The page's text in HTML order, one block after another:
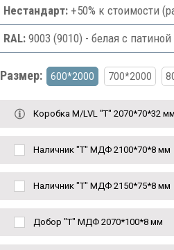
Нестандарт:+50% к стоимости
RAL:9003 (9010) - белая с
Размер: 600*2000 700*2000
Коробка М/LVL "Т" 2070*70*32 мм
Наличник "Т" МДФ 2100*70*8 мм
Наличник "Т" МДФ 2150*75*8 мм
Добор "Т" МДФ 2070*100*8 мм